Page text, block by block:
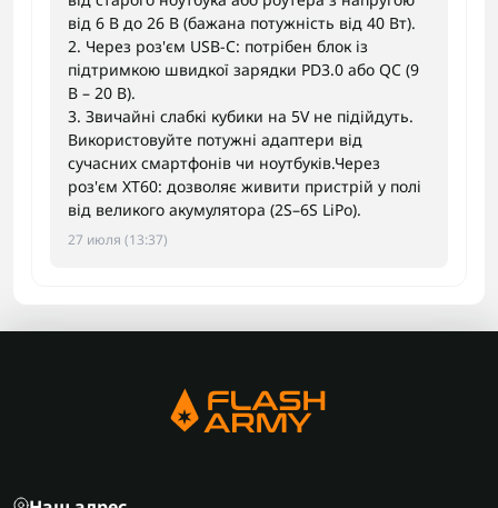
від 6 В до 26 В (бажана потужність від 40 Вт).
2. Через роз'єм USB-C: потрібен блок із
підтримкою швидкої зарядки PD3.0 або QC (9
В – 20 В).
3. Звичайні слабкі кубики на 5V не підійдуть.
Використовуйте потужні адаптери від
сучасних смартфонів чи ноутбуків.Через
роз'єм XT60: дозволяє живити пристрій у полі
від великого акумулятора (2S–6S LiPo).
27 июля (13:37)